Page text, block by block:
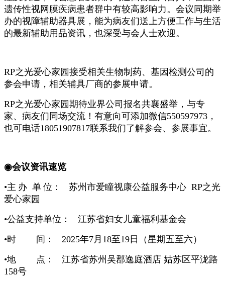
遗传性视网膜疾病患者群中有较高影响力。会议同期举
办的视障辅助器具展，能为病友们送上方便工作与生活
的最新辅助用品资讯，也深受与会人士欢迎。
RP之光爱心家园接受相关生物制药、基因检测公司的
参会申请，相关辅具厂商的参展申请。
RP之光爱心家园期待业界公司报名共襄盛举，与专
家、病友们同场交流！有意向可添加微信550597973，
也可电话18051907817联系我们了解参会、参展事宜。
◉会议资讯速览
•主 办 单 位： 苏州市爱瞳视康公益服务中心 RP之光
爱心家园
•公益支持单位：
江苏省妇女儿童福利基金会
•时 间： 2025年7月18至19日（星期五至六）
•地 点： 江苏省苏州吴郡逸庭酒店 姑苏区平泷路
158号